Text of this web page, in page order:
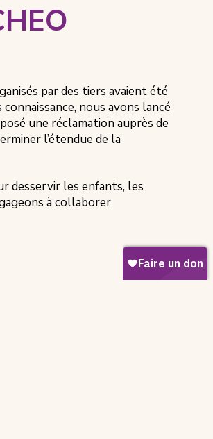
par des tiers avaient été
nous avons lancé
une réclamation auprès de
l’étendue de la
desservir les enfants, les
à collaborer